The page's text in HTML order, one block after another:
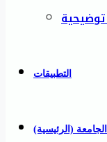
التطبيقات
(الرئيسية)